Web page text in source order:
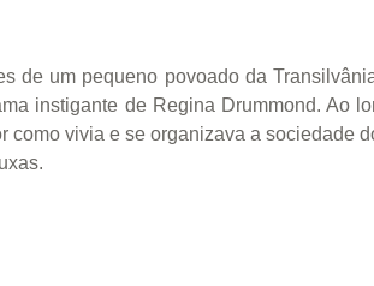
de um pequeno povoado da
instigante de Regina Drummond. Ao
vivia e se organizava a sociedade